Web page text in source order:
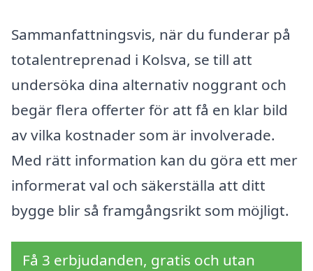
Sammanfattningsvis, när du funderar på
totalentreprenad i Kolsva, se till att
undersöka dina alternativ noggrant och
begär flera offerter för att få en klar bild
av vilka kostnader som är involverade.
Med rätt information kan du göra ett mer
informerat val och säkerställa att ditt
bygge blir så framgångsrikt som möjligt.
Få 3 erbjudanden, gratis och utan